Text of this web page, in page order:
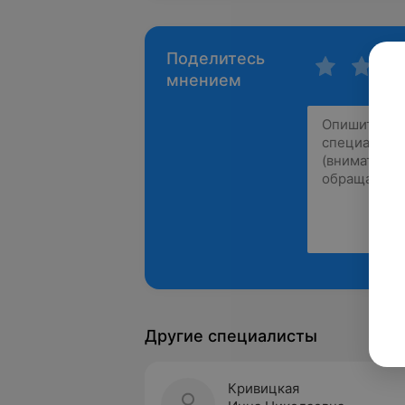
Поделитесь
мнением
Другие специалисты
Кривицкая